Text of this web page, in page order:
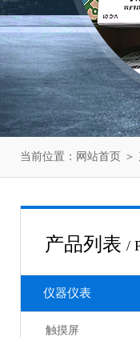
当前位置： 网站首页 ＞
产品列表 /
仪器仪表
触摸屏